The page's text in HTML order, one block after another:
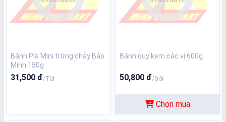
Bánh Pía Mini trứng chảy Bảo
Minh 150g
31,500 đ/Túi
Bánh quy kem các vị 600g
50,800 đ/Gói
Chọn mua